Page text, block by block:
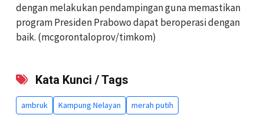
dengan melakukan pendampingan guna memastikan
program Presiden Prabowo dapat beroperasi dengan
baik. (mcgorontaloprov/timkom)
Kata Kunci / Tags
ambruk Kampung Nelayan merah putih